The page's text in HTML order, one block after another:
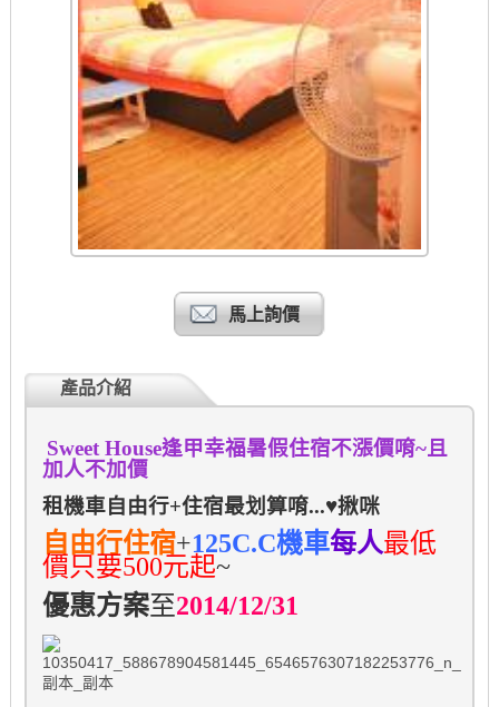
馬上詢價
產品介紹
Sweet House逢甲幸福暑假住宿不漲價唷~且
加人不加價
租機車自由行+住宿最划算唷...♥揪咪
自由行住宿+125C.C機車每人最低
價只要500元起~
優惠方案至2014/12/31